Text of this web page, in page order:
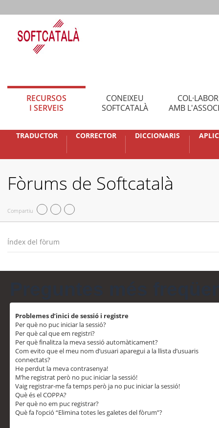
RECURSOS
I SERVEIS
CONEIXEU
SOFTCATALÀ
AMB
TRADUCTOR CORRECTOR DICCIONARIS
Fòrums de Softcatalà
Compartiu
Índex del fòrum
Problemes d’inici de sessió i registre
Per què no puc iniciar la sessió?
Per què cal que em registri?
Per què finalitza la meva sessió automàticament?
Com evito que el meu nom d’usuari aparegui a la llista d’usuaris
connectats?
He perdut la meva contrasenya!
M’he registrat però no puc iniciar la sessió!
Vaig registrar-me fa temps però ja no puc iniciar la sessió!
Què és el COPPA?
Per què no em puc registrar?
Què fa l’opció “Elimina totes les galetes del fòrum”?